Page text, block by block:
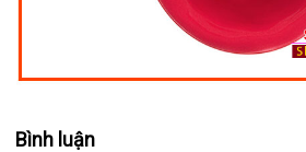
Bình luận